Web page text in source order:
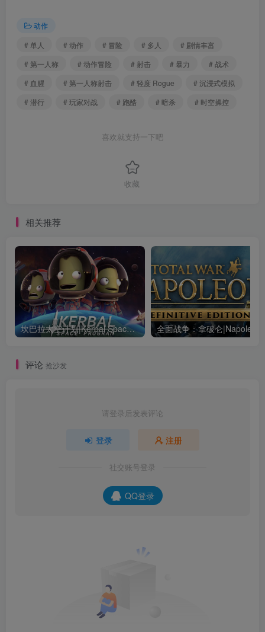
动作
# 单人
# 动作 # 冒险 # 多人
# 剧情丰富
# 第一人称
# 动作冒险 # 射击 # 暴力
# 战术
# 血腥
# 第一人称射击 # 轻度 Rogue
# 沉浸式模拟
# 潜行
# 玩家对战 # 跑酷 # 暗杀 # 时空操控
喜欢就支持一下吧
收藏
相关推荐
坎巴拉太空计划|Kerbal Space Program|1.12.5.3190|整合全DLC
评论 抢沙发
请登录后发表评论
登录 注册
社交账号登录
QQ登录